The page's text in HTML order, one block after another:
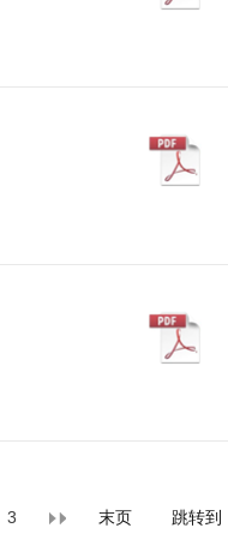
3 末页 跳转到